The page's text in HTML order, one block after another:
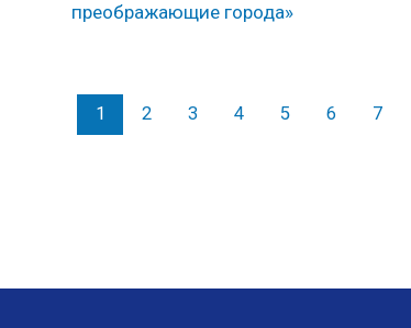
преображающие города»
1 2 3 4 5 6 7